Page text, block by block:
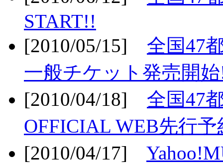
START!!
[2010/05/15] 全国47
一般チケット発売開
[2010/04/18] 全国47
OFFICIAL WEB先行
[2010/04/17]